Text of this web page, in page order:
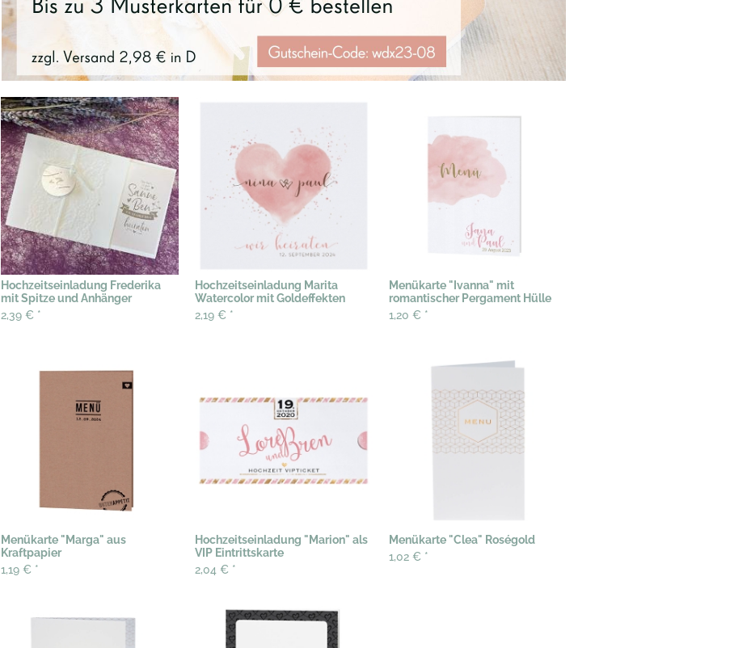
Hochzeitseinladung Frederika
mit Spitze und Anhänger
2,39 € *
Hochzeitseinladung Marita
Watercolor mit Goldeffekten
2,19 € *
Menükarte "Ivanna" mit
romantischer Pergament Hülle
1,20 € *
Menükarte "Marga" aus
Kraftpapier
1,19 € *
Hochzeitseinladung "Marion" als
VIP Eintrittskarte
2,04 € *
Menükarte "Clea" Roségold
1,02 € *